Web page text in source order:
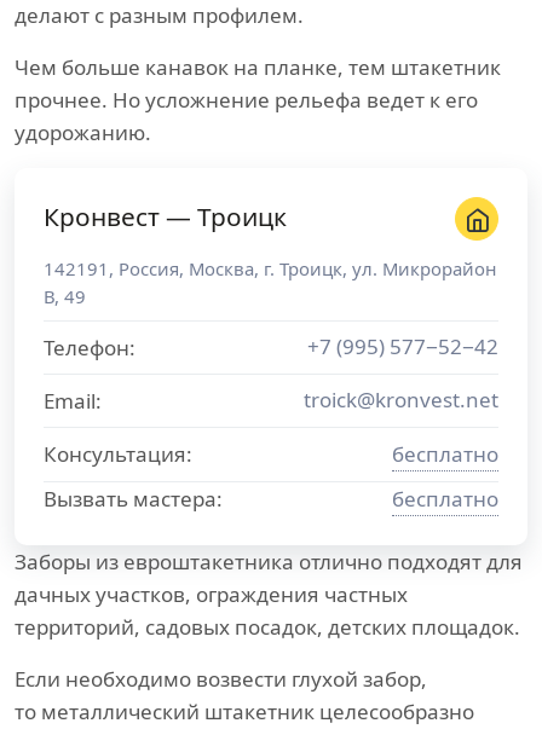
делают с разным профилем.
Чем больше канавок на планке, тем штакетник
прочнее. Но усложнение рельефа ведет к его
удорожанию.
Кронвест — Троицк
142191 , Россия, Москва, г. Троицк, ул. Микрорайон
В, 49
Телефон:
+7 (995) 577−52−42
Email:
troick@kronvest.net
Консультация:
бесплатно
Вызвать мастера:
бесплатно
Заборы из евроштакетника отлично подходят для
дачных участков, ограждения частных
территорий, садовых посадок, детских площадок.
Если необходимо возвести глухой забор,
то металлический штакетник целесообразно